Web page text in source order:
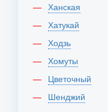
Ханская
Хатукай
Ходзь
Хомуты
Цветочный
Шенджий